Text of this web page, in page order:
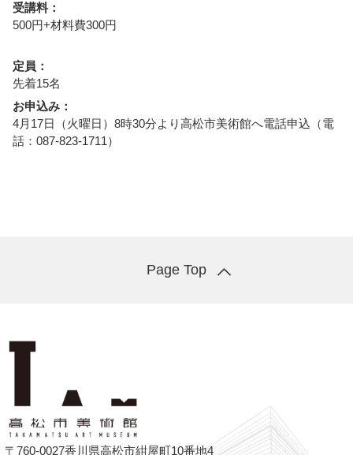
受講料：
500円+材料費300円
定員：
先着15名
お申込み：
4月17日（火曜日）8時30分より高松市美術館へ電話申込（電
話：087-823-1711）
Page Top
〒760-0027香川県高松市紺屋町10番地4